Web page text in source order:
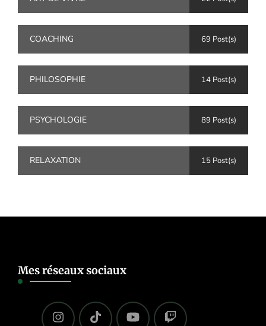
COACHING 69 Post(s)
PHILOSOPHIE 14 Post(s)
PSYCHOLOGIE 89 Post(s)
RELAXATION 15 Post(s)
Mes réseaux sociaux